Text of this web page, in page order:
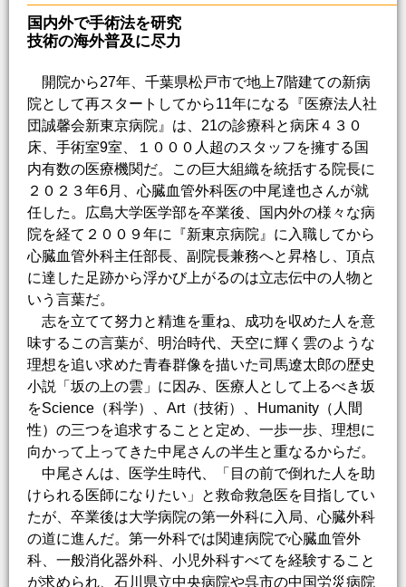
国内外で手術法を研究
技術の海外普及に尽力
開院から27年、千葉県松戸市で地上7階建ての新病
院として再スタートしてから11年になる『医療法人社
団誠馨会新東京病院』は、21の診療科と病床４３０
床、手術室9室、１０００人超のスタッフを擁する国
内有数の医療機関だ。この巨大組織を統括する院長に
２０２３年6月、心臓血管外科医の中尾達也さんが就
任した。広島大学医学部を卒業後、国内外の様々な病
院を経て２００９年に『新東京病院』に入職してから
心臓血管外科主任部長、副院長兼務へと昇格し、頂点
に達した足跡から浮かび上がるのは立志伝中の人物と
いう言葉だ。
志を立てて努力と精進を重ね、成功を収めた人を意
味するこの言葉が、明治時代、天空に輝く雲のような
理想を追い求めた青春群像を描いた司馬遼太郎の歴史
小説「坂の上の雲」に因み、医療人として上るべき坂
をScience（科学）、Art（技術）、Humanity（人間
性）の三つを追求することと定め、一歩一歩、理想に
向かって上ってきた中尾さんの半生と重なるからだ。
中尾さんは、医学生時代、「目の前で倒れた人を助
けられる医師になりたい」と救命救急医を目指してい
たが、卒業後は大学病院の第一外科に入局、心臓外科
の道に進んだ。第一外科では関連病院で心臓血管外
科、一般消化器外科、小児外科すべてを経験すること
が求められ、石川県立中央病院や呉市の中国労災病院